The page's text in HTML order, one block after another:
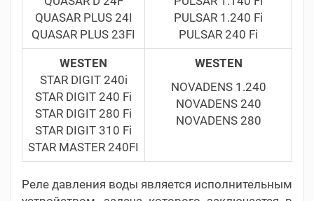
QUASAR PLUS 24I
QUASAR PLUS 23FI
PULSAR 1.240 Fi
PULSAR 240 Fi
WESTEN
STAR DIGIT 240i
STAR DIGIT 240 Fi
STAR DIGIT 280 Fi
STAR DIGIT 310 Fi
STAR MASTER 240FI
WESTEN
NOVADENS 1.240
NOVADENS 240
NOVADENS 280
Реле давления воды является исполнительным